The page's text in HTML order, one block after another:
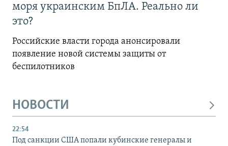
моря украинским БпЛА. Реально ли
это?
Российские власти города анонсировали
появление новой системы защиты от
беспилотников
НОВОСТИ
22:54
Под санкции США попали кубинские генералы и